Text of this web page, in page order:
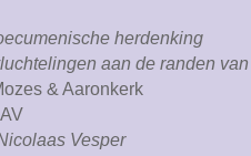
herdenking
aan de randen van
& Aaronkerk
Vesper